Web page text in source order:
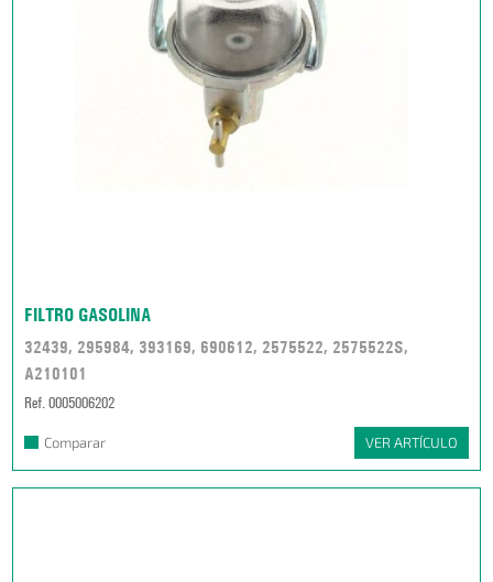
FILTRO GASOLINA
32439, 295984, 393169, 690612, 2575522, 2575522S,
A210101
Ref. 0005006202
Comparar VER ARTÍCULO